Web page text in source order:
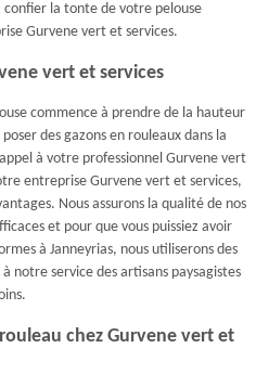
confier la tonte de votre pelouse
Gurvene vert et services.
vert et services
commence à prendre de la hauteur
des gazons en rouleaux dans la
à votre professionnel Gurvene vert
entreprise Gurvene vert et services,
Nous assurons la qualité de nos
et pour que vous puissiez avoir
à Janneyrias, nous utiliserons des
notre service des artisans paysagistes
chez Gurvene vert et